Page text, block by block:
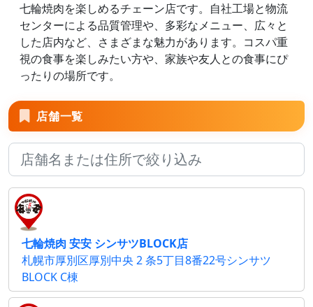
七輪焼肉を楽しめるチェーン店です。自社工場と物流
センターによる品質管理や、多彩なメニュー、広々と
した店内など、さまざまな魅力があります。コスパ重
視の食事を楽しみたい方や、家族や友人との食事にぴ
ったりの場所です。
店舗一覧
七輪焼肉 安安 シンサツBLOCK店
札幌市厚別区厚別中央 2 条5丁目8番22号シンサツ
BLOCK C棟